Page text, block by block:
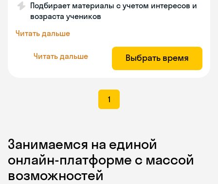
Подбирает материалы с учетом интересов и
возраста учеников
Читать дальше
Читать дальше Выбрать время
1
Занимаемся на единой
онлайн-платформе с массой
возможностей